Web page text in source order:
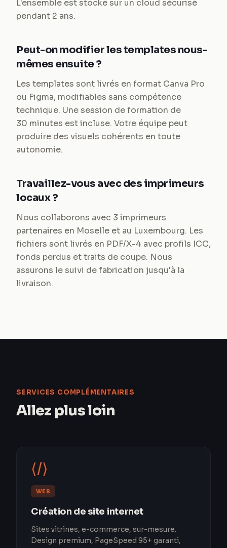
L'ensemble est stocké sur un cloud sécurisé
pendant 2 ans.
Peut-on modifier les templates nous-
mêmes ensuite ?
Les templates sont livrés en format Canva Pro
ou Figma, modifiables sans compétence
technique. Une session de formation de
30 minutes est incluse. Votre équipe peut
produire des visuels cohérents en toute
autonomie.
Travaillez-vous avec des imprimeurs
locaux ?
Nous collaborons avec 3 imprimeurs
partenaires en Moselle et au Luxembourg. Les
fichiers sont livrés en PDF/X-4 avec profils ICC,
fonds perdus et traits de coupe. Nous
assurons le suivi de fabrication jusqu'à la
livraison.
SERVICES COMPLÉMENTAIRES
Allez plus loin
⟨/⟩
WEB
Création de site internet
Sites vitrines, e-commerce, sur-mesure.
Design premium, PageSpeed 95+ garanti,